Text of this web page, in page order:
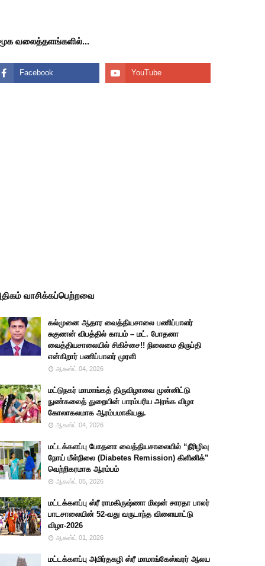
வலைத்தளங்களில்...
வாசிக்கப்பெற்றவை
கல்முனை ஆதார வைத்தியசாலை பணிப்பாளர்
சுகுணன் விபத்தில் காயம் – மட். போதனா
வைத்தியசாலையில் சிகிச்சை!! நிலைமை திருப்தி
என்கிறார் பணிப்பாளர் முரளி
ஆகஸ்ட் 04, 2026
மட்டுநகர் மாமாங்கத் திருவிழாவை முன்னிட்டு
நுண்கலைத் துறையின் பாரம்பரிய அரங்க விழா
கோலாகலமாக ஆரம்பமாகியது.
ஆகஸ்ட் 04, 2026
மட்டக்களப்பு போதனா வைத்தியசாலையில் “நீரிழிவு
நோய் மீள்நிலை (Diabetes Remission) கிளினிக்”
வெற்றிகரமாக ஆரம்பம்
ஆகஸ்ட் 05, 2026
மட்டக்களப்பு ஸ்ரீ ராமகிருஷ்ணா மிஷன் சாரதா பாலர்
பாடசாலையின் 52-வது வருடாந்த விளையாட்டு
விழா-2026
ஆகஸ்ட் 01, 2026
மட்டக்களப்பு அமிர்தகழி ஸ்ரீ மாமாங்கேஸ்வரர் ஆலய